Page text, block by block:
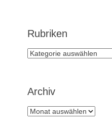
Rubriken
Rubriken
Archiv
Archiv